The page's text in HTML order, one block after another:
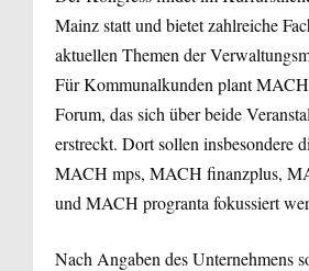
Mainz statt und bietet zahlreiche
aktuellen Themen der
Für Kommunalkunden plant
Forum, das sich über beide
erstreckt. Dort sollen insbesondere
MACH mps, MACH finanzplus,
und MACH progranta fokussiert
Nach Angaben des Unternehmens